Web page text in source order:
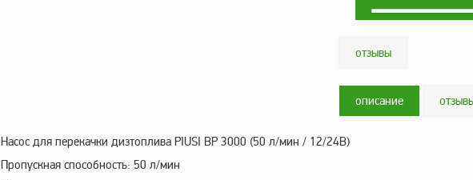
отзывы
описание
Насос для перекачки дизтоплива PIUSI BP 3000 (50 л/мин / 12/24В)
Пропускная способность: 50 л/мин